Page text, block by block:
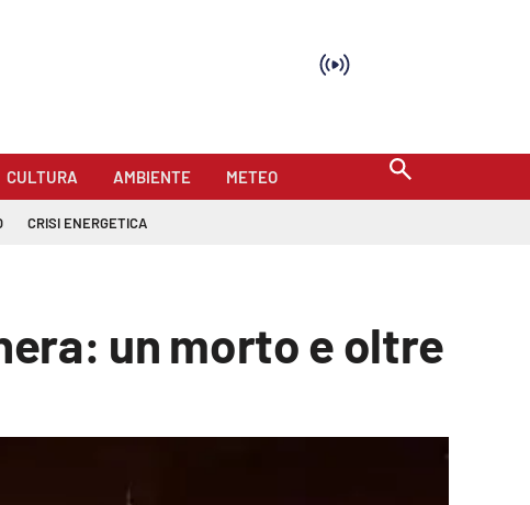
CULTURA AMBIENTE METEO
CRISI ENERGETICA
un morto e oltre